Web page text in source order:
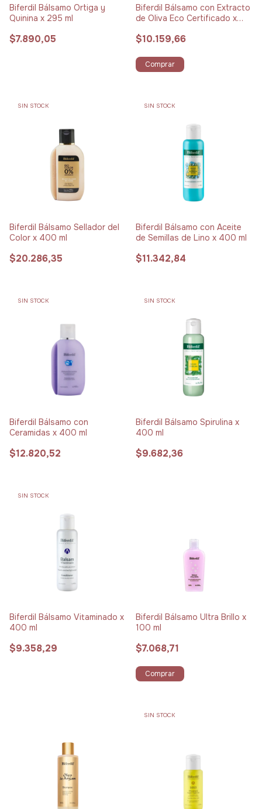
Biferdil Bálsamo Ortiga y
Quinina x 295 ml
$7.890,05
Biferdil Bálsamo con Extracto
de Oliva Eco Certificado x
$10.159,66
Comprar
SIN STOCK
Biferdil Bálsamo Sellador del
Color x 400 ml
$20.286,35
SIN STOCK
Biferdil Bálsamo con Aceite
de Semillas de Lino x 400 ml
$11.342,84
SIN STOCK
Biferdil Bálsamo con
Ceramidas x 400 ml
$12.820,52
SIN STOCK
Biferdil Bálsamo Spirulina x
400 ml
$9.682,36
SIN STOCK
Biferdil Bálsamo Vitaminado x
400 ml
$9.358,29
Biferdil Bálsamo Ultra Brillo x
100 ml
$7.068,71
Comprar
SIN STOCK